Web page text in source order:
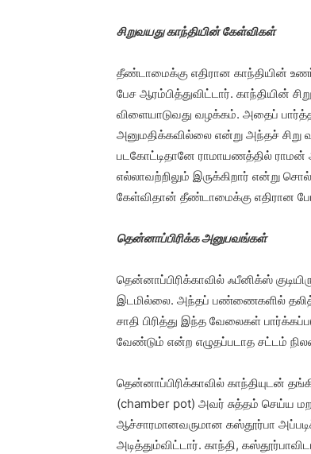
சிறுவயது காந்தியின் கேள்விகள்
தீண்டாமைக்கு எதிரான காந்தியின்
பேச ஆரம்பித்துவிட்டார். காந்தியின்
விளையாடுவது வழக்கம். அதைப்
அனுமதிக்கவில்லை என்று அந்தச்
படகோட்டிதானே ராமாயணத்தில் ராமன்
எல்லாவற்றிலும் இருக்கிறார் என்று
கேள்விதான் தீண்டாமைக்கு எதிரான
தென்னாப்பிரிக்க அனுபவங்கள்
தென்னாப்பிரிக்காவில் ஃபீனிக்ஸ்
இடமில்லை. அந்தப் பண்ணைகளில் தலித்
சாதி பிரித்து இந்த வேலைகள்
வேண்டும் என்ற எழுதப்படாத சட்டம்
தென்னாப்பிரிக்காவில் காந்தியுடன்
(chamber pot) அவர் சுத்தம் செய்ய
ஆச்சாரமானவருமான கஸ்தூர்பா
அடித்தும்விட்டார். காந்தி,